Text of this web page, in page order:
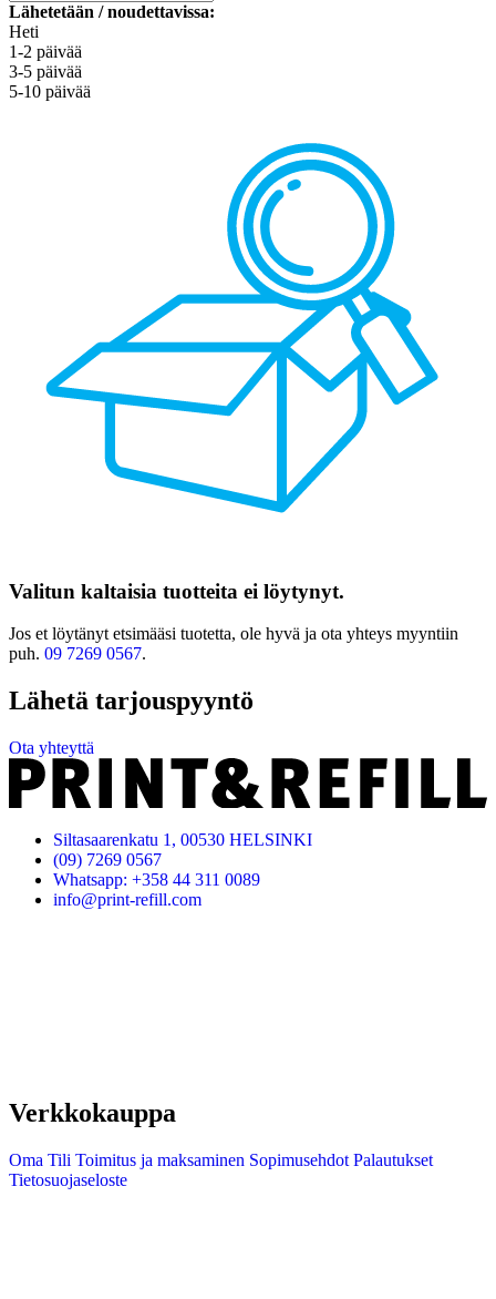
Lähetetään / noudettavissa:
Heti
1-2 päivää
3-5 päivää
5-10 päivää
Valitun kaltaisia tuotteita ei löytynyt.
Jos et löytänyt etsimääsi tuotetta, ole hyvä ja ota yhteys myyntiin
puh. 09 7269 0567.
Lähetä tarjouspyyntö
Ota yhteyttä
Siltasaarenkatu 1, 00530 HELSINKI
(09) 7269 0567
Whatsapp: +358 44 311 0089
info@print-refill.com
Verkkokauppa
Oma Tili Toimitus ja maksaminen Sopimusehdot Palautukset
Tietosuojaseloste